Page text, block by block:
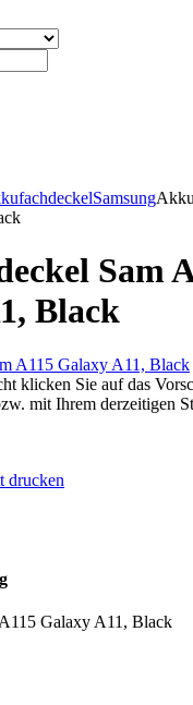
Samsung
Sam
Black
klicken Sie auf das
mit Ihrem derzeitigen
drucken
Galaxy A11, Black